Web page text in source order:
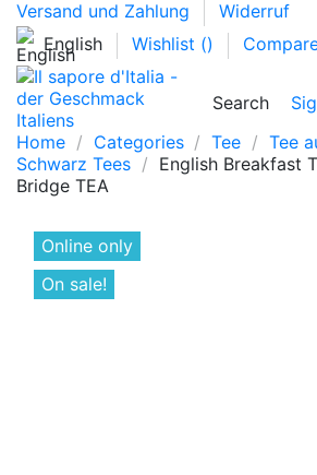
Versand und Zahlung
Widerruf
English
Wishlist ()
Search
Home
Categories Tee
Tee
Schwarz Tees
English Breakfast
Bridge TEA
Online only
On sale!